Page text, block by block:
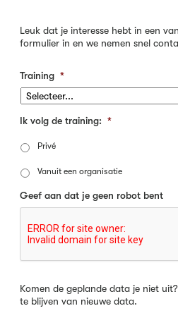
Leuk dat je interesse hebt in een
formulier in en we nemen snel
Training *
Ik volg de training: *
Privé
Vanuit een organisatie
Geef aan dat je geen robot bent
Komen de geplande data je niet uit?
te blijven van nieuwe data.